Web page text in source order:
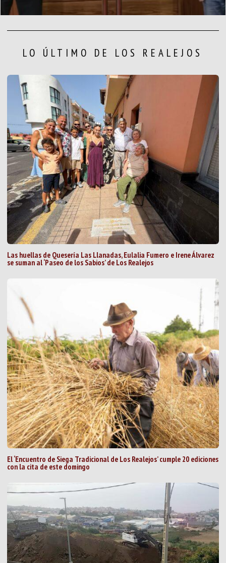
LO ÚLTIMO DE LOS REALEJOS
Las huellas de Quesería Las Llanadas, Eulalia Fumero e Irene Álvarez
se suman al ‘Paseo de los Sabios’ de Los Realejos
El ‘Encuentro de Siega Tradicional de Los Realejos’ cumple 20 ediciones
con la cita de este domingo